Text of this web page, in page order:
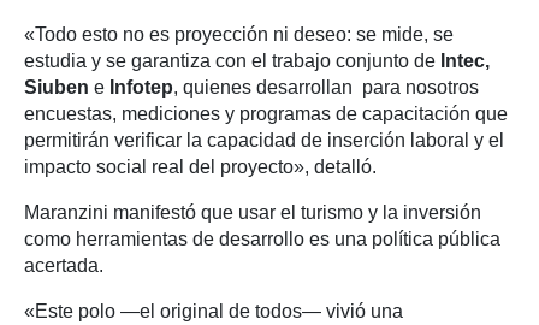
«Todo esto no es proyección ni deseo: se mide, se
estudia y se garantiza con el trabajo conjunto de Intec,
Siuben e Infotep, quienes desarrollan para nosotros
encuestas, mediciones y programas de capacitación que
permitirán verificar la capacidad de inserción laboral y el
impacto social real del proyecto», detalló.
Maranzini manifestó que usar el turismo y la inversión
como herramientas de desarrollo es una política pública
acertada.
«Este polo —el original de todos— vivió una